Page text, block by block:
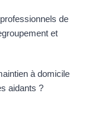
de
et
à domicile
aidants ?